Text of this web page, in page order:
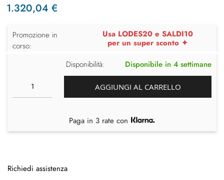
1.320,04 €
Promozione in
corso:
Usa LODES20 e SALDI10
per un super sconto ✦
Disponibilità:
Disponibile in 4 settimane
AGGIUNGI AL CARRELLO
Paga in 3 rate con
Richiedi assistenza